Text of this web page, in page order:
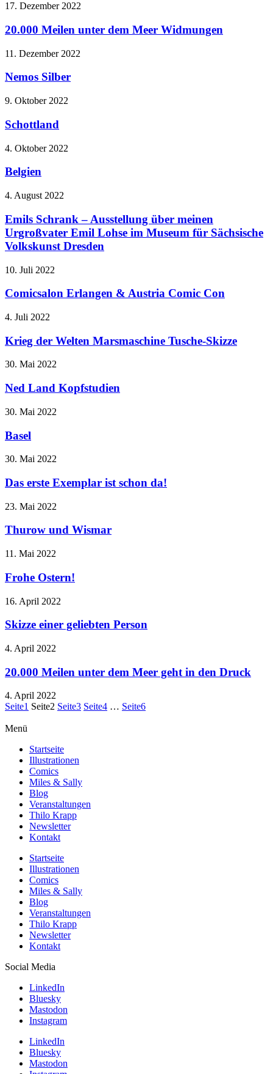
17. Dezember 2022
20.000 Meilen unter dem Meer Widmungen
11. Dezember 2022
Nemos Silber
9. Oktober 2022
Schottland
4. Oktober 2022
Belgien
4. August 2022
Emils Schrank – Ausstellung über meinen
Urgroßvater Emil Lohse im Museum für Sächsische
Volkskunst Dresden
10. Juli 2022
Comicsalon Erlangen & Austria Comic Con
4. Juli 2022
Krieg der Welten Marsmaschine Tusche-Skizze
30. Mai 2022
Ned Land Kopfstudien
30. Mai 2022
Basel
30. Mai 2022
Das erste Exemplar ist schon da!
23. Mai 2022
Thurow und Wismar
11. Mai 2022
Frohe Ostern!
16. April 2022
Skizze einer geliebten Person
4. April 2022
20.000 Meilen unter dem Meer geht in den Druck
4. April 2022
Seite1 Seite2 Seite3 Seite4 … Seite6
Menü
Startseite
Illustrationen
Comics
Miles & Sally
Blog
Veranstaltungen
Thilo Krapp
Newsletter
Kontakt
Startseite
Illustrationen
Comics
Miles & Sally
Blog
Veranstaltungen
Thilo Krapp
Newsletter
Kontakt
Social Media
LinkedIn
Bluesky
Mastodon
Instagram
LinkedIn
Bluesky
Mastodon